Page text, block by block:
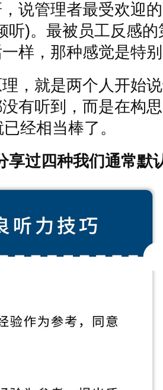
说管理者最受欢迎
听)。最被员工反感
样，那种感觉是特
，就是两个人开始
有听到，而是在构
经相当棒了。
享过四种我们通常默